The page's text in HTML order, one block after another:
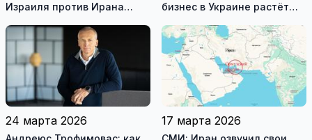
Израиля против Ирана
перемирие
бизнес в Украине растёт
24 марта 2026 17 марта 2026